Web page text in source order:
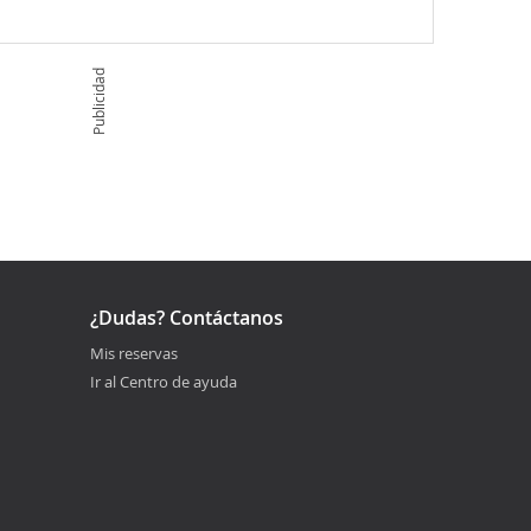
Publicidad
¿Dudas? Contáctanos
Mis reservas
Ir al Centro de ayuda